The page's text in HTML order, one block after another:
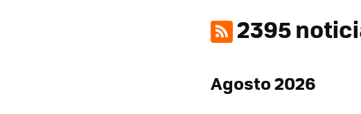
2395
Agosto 2026